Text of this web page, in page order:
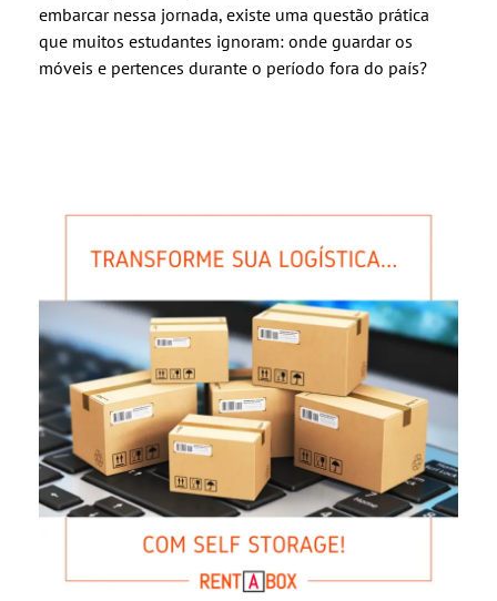
embarcar nessa jornada, existe uma questão prática
que muitos estudantes ignoram: onde guardar os
móveis e pertences durante o período fora do país?